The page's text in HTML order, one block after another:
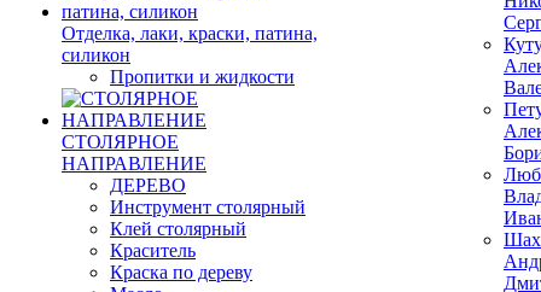
Отделка, лаки, краски, патина,
силикон
Пропитки и жидкости
СТОЛЯРНОЕ
НАПРАВЛЕНИЕ
ДЕРЕВО
Инструмент столярный
Клей столярный
Краситель
Краска по дереву